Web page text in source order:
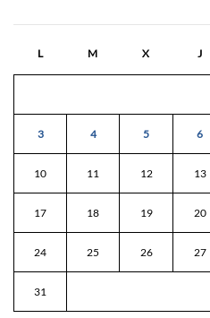
L M X J
3 4 5 6
10 11 12 13
17 18 19 20
24 25 26 27
31